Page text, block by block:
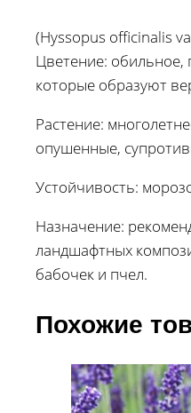
(Hyssopus officinalis
Цветение: обильное,
которые образуют
Растение:
опушенные,
Устойчивость:
Назначение:
ландшафтных
бабочек и пчел.
Похожие